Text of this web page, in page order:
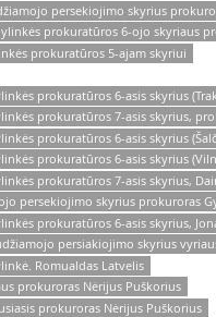
persekiojimo skyrius
prokuratūros 6-ojo skyriaus
prokuratūros 5-ajam skyriui
prokuratūros 6-asis skyrius
prokuratūros 7-asis skyrius,
prokuratūros 6-asis skyrius
prokuratūros 6-asis skyrius
prokuratūros 7-asis skyrius,
persekiojimo skyrius prokuroras
prokuratūros 6-asis skyrius,
persiakiojimo skyrius
Romualdas Latvelis
prokuroras Nėrijus Puškorius
prokuroras Nėrijus Puškorius